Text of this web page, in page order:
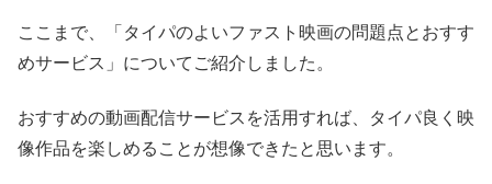
ここまで、「タイパのよいファスト映画の問題点とおすす
めサービス」についてご紹介しました。
おすすめの動画配信サービスを活用すれば、タイパ良く映
像作品を楽しめることが想像できたと思います。